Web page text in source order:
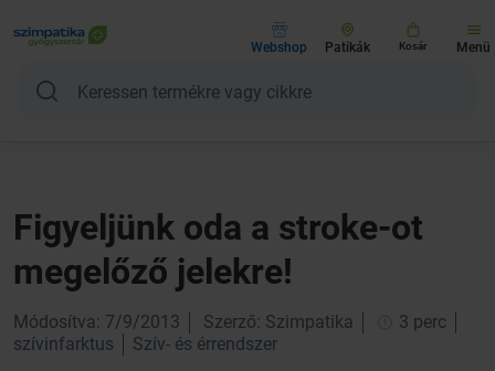
Webshop Patikák Kosár Menü
Figyeljünk oda a stroke-ot
megelőző jelekre!
Módosítva: 7/9/2013 Szerző: Szimpatika
3 perc
szívinfarktus
Szív- és érrendszer